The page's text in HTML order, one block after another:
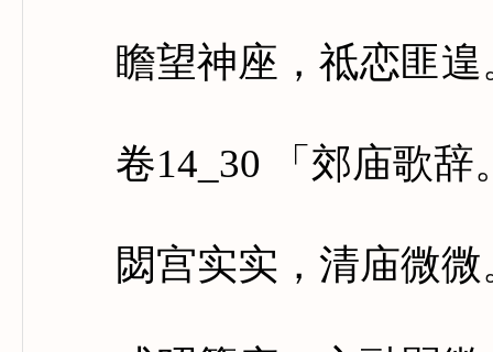
瞻望神座，祗恋匪遑
卷14_30 「郊庙歌辞
閟宫实实，清庙微微